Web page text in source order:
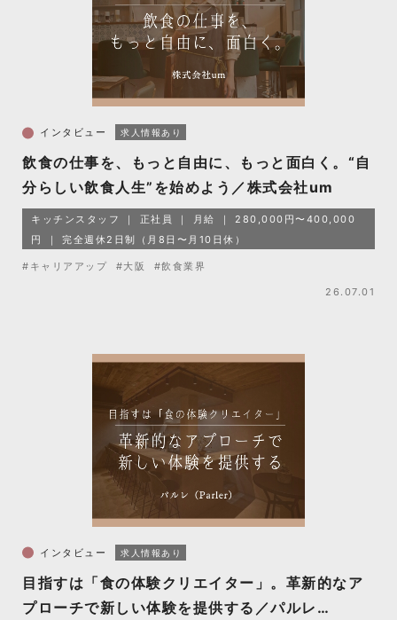
インタビュー 求人情報あり
飲食の仕事を、もっと自由に、もっと面白く。“自
分らしい飲食人生”を始めよう／株式会社um
キッチンスタッフ 正社員 月給
280,000円〜400,000
円
完全週休2日制（月8日〜月10日休）
#キャリアアップ #大阪 #飲食業界
26.07.01
インタビュー 求人情報あり
目指すは「食の体験クリエイター」。革新的なア
プローチで新しい体験を提供する／パルレ